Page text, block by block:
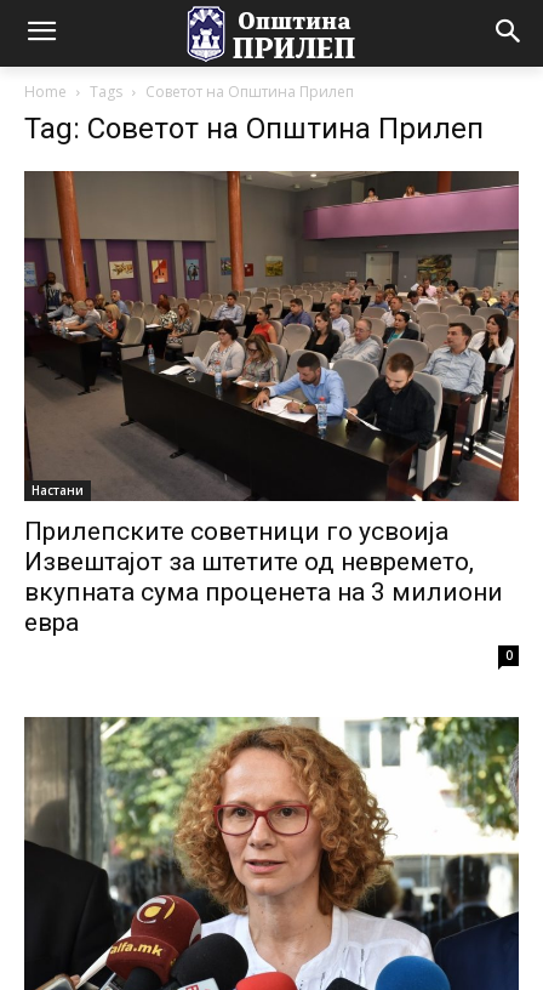
Home Tags Советот на Општина Прилеп
Tag: Советот на Општина Прилеп
Настани
Прилепските советници го усвоија
Извештајот за штетите од невремето,
вкупната сума проценета на 3 милиони
евра
0